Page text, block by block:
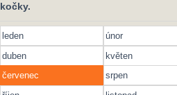
kočky.
leden únor
duben
květen
červenec
srpen